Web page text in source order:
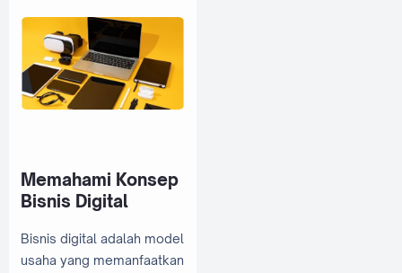
Memahami Konsep
Bisnis Digital
Bisnis digital adalah model
usaha yang memanfaatkan